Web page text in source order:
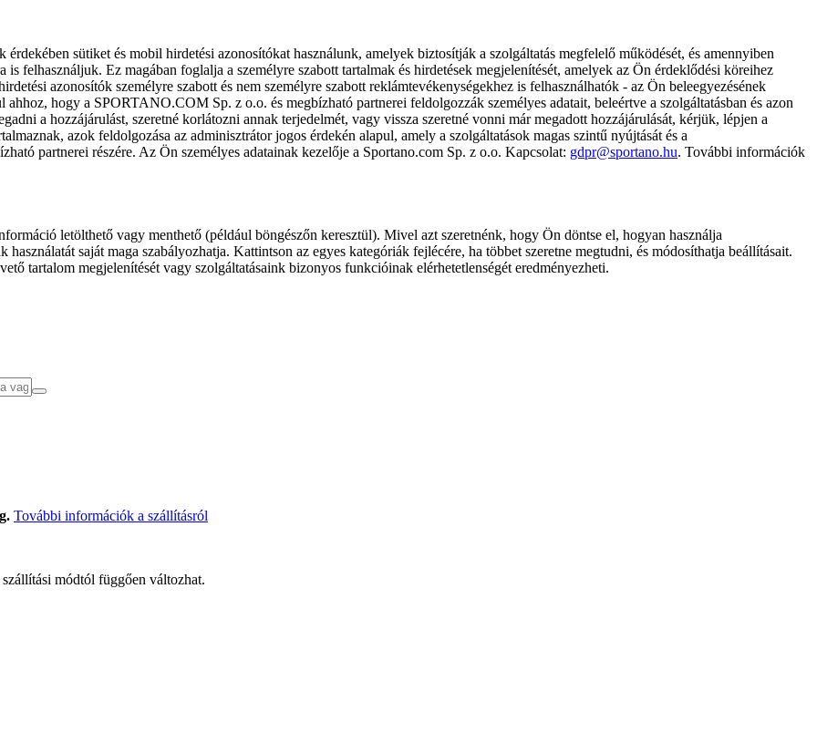
sütiket és mobil hirdetési azonosítókat használunk, amelyek biztosítják a szolgáltatás megfelelő működését, és amennyiben
is felhasználjuk. Ez magában foglalja a személyre szabott tartalmak és hirdetések megjelenítését, amelyek az Ön érdeklődési köreihez
azonosítók személyre szabott és nem személyre szabott reklámtevékenységekhez is felhasználhatók - az Ön beleegyezésének
hogy a SPORTANO.COM Sp. z o.o. és megbízható partnerei feldolgozzák személyes adatait, beleértve a szolgáltatásban és azon
a hozzájárulást, szeretné korlátozni annak terjedelmét, vagy vissza szeretné vonni már megadott hozzájárulását, kérjük, lépjen a
azok feldolgozása az adminisztrátor jogos érdekén alapul, amely a szolgáltatások magas szintű nyújtását és a
partnerei részére. Az Ön személyes adatainak kezelője a Sportano.com Sp. z o.o. Kapcsolat: gdpr@sportano.hu. További információk
letölthető vagy menthető (például böngészőn keresztül). Mivel azt szeretnénk, hogy Ön döntse el, hogyan használja
saját maga szabályozhatja. Kattintson az egyes kategóriák fejlécére, ha többet szeretne megtudni, és módosíthatja beállításait.
tartalom megjelenítését vagy szolgáltatásaink bizonyos funkcióinak elérhetetlenségét eredményezheti.
További információk a szállításról
módtól függően változhat.